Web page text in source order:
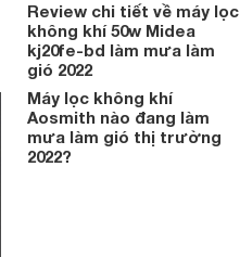
Review chi tiết về máy lọc
không khí 50w Midea
kj20fe-bd làm mưa làm
gió 2022
Máy lọc không khí
Aosmith nào đang làm
mưa làm gió thị trường
2022?